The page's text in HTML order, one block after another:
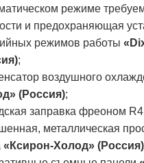
режиме
и предохраняющая
режимов работы
;
воздушного
(Россия);
заправка фреоном
металлическая
«Ксирон-Холод» (Россия)